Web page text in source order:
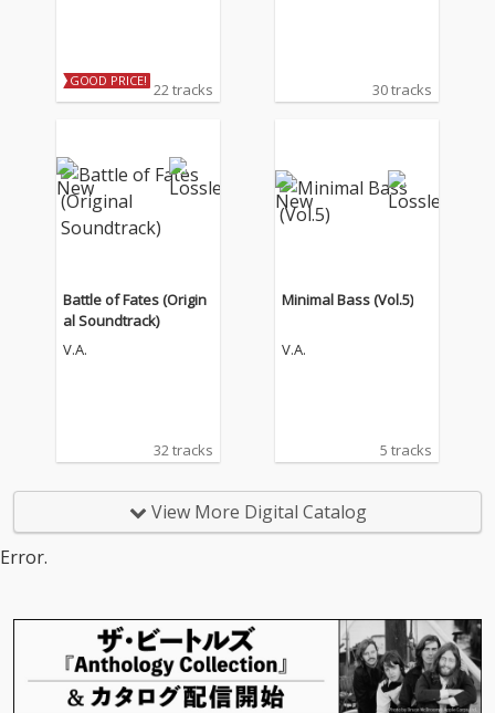
GOOD PRICE! 22 tracks 30 tracks
Battle of Fates (Origin
al Soundtrack)
V.A.
32 tracks
Minimal Bass (Vol.5)
V.A.
5 tracks
View More Digital Catalog
Error.